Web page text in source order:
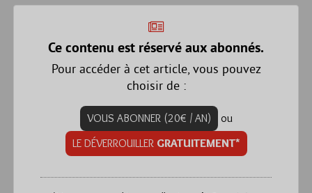
Ce contenu est réservé aux abonnés.
Pour accéder à cet article, vous pouvez
choisir de :
VOUS ABONNER (20€ / AN)
ou
LE DÉVERROUILLER GRATUITEMENT*